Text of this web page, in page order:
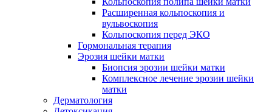
Расширенная кольпоскопия и
вульвоскопия
Кольпоскопия перед ЭКО
Гормональная терапия
Эрозия шейки матки
Биопсия эрозии шейки матки
Комплексное лечение эрозии шейки
матки
Дерматология